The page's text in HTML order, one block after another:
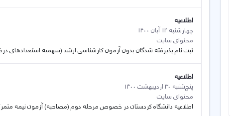
اطلاعیه
چهارشنبه 12 آبان 1400
محتوای سایت
ثبت نام پذیرفته شدگان بدون آزمون کارشناسی ارشد (سهمیه استعدادهای درخشان) سال 1400
اطلاعیه
پنج‌شنبه 30 اردیبهشت 1400
محتوای سایت
اطلاعیه دانشگاه کردستان در خصوص مرحله دوم (مصاحبه) آزمون نیمه